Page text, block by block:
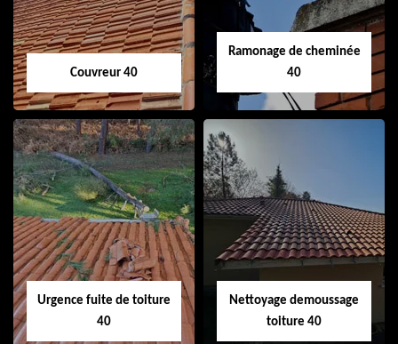
Couvreur 40
Couvreur 40
Ramonage de cheminée
40
Ramonage de
cheminée 40
Urgence fuite de toiture
40
Nettoyage demoussage
toiture 40